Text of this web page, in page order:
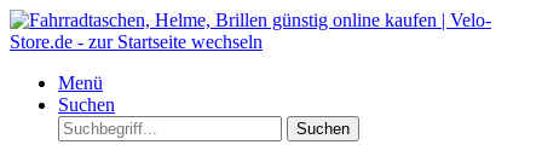
Menü
Suchen
Suchen